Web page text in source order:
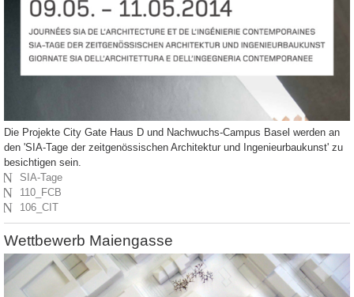
Die Projekte City Gate Haus D und Nachwuchs-Campus Basel werden an
den 'SIA-Tage der zeitgenössischen Architektur und Ingenieurbaukunst' zu
besichtigen sein.
N SIA-Tage
N 110_FCB
N 106_CIT
Wettbewerb Maiengasse